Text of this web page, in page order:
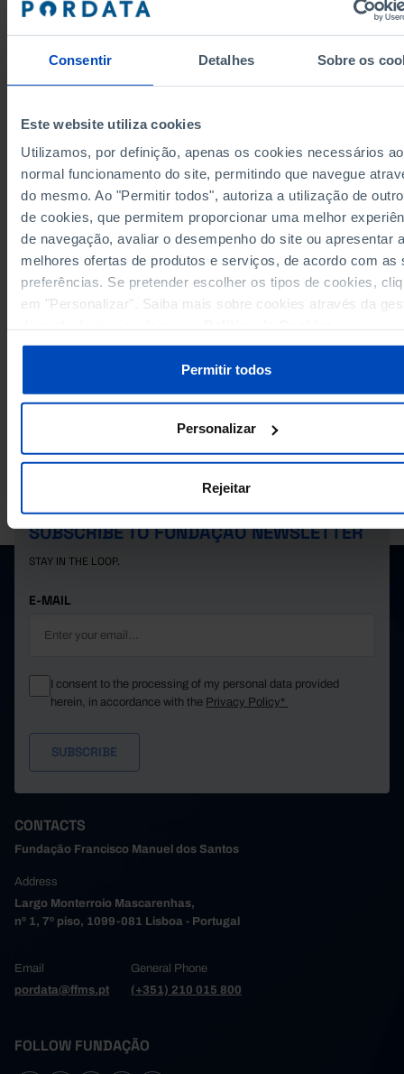
Consentir Detalhes Sobre os
Este website utiliza cookies
Utilizamos, por definição, apenas os cookies necessários ao
normal funcionamento do site, permitindo que navegue
do mesmo. Ao "Permitir todos", autoriza a utilização de
de cookies, que permitem proporcionar uma melhor
de navegação, avaliar o desempenho do site ou apresentar
melhores ofertas de produtos e serviços, de acordo com as
preferências. Se pretender escolher os tipos de cookies,
em "Personalizar". Saiba mais sobre cookies através da
Permitir todos
Personalizar
Rejeitar
2018
37
2019
51 17
32
2020
15
2021
33 8
18
2023
34
2024
30 8 20
Sources/Entities: INE, PORDATA
RELATED
PORDATA IS A PROJECT OF THE FUNDAÇÃO FRANCISCO MANUEL DOS
SANTOS.
SUBSCRIBE TO FUNDAÇÃO NEWSLETTER
STAY IN THE LOOP.
E-MAIL
I consent to the processing of my personal data provided
herein, in accordance with the Privacy Policy*
CONTACTS
Fundação Francisco Manuel dos Santos
Address
Largo Monterroio Mascarenhas,
nº 1, 7º piso, 1099-081 Lisboa - Portugal
Email
pordata@ffms.pt
General Phone
(+351) 210 015 800
FOLLOW FUNDAÇÃO